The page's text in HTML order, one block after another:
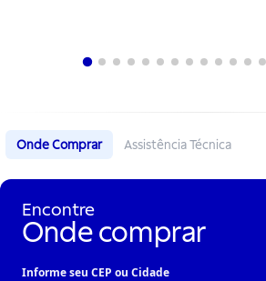
Onde Comprar Assistência Técnica
Encontre
Onde comprar
Informe seu CEP ou Cidade